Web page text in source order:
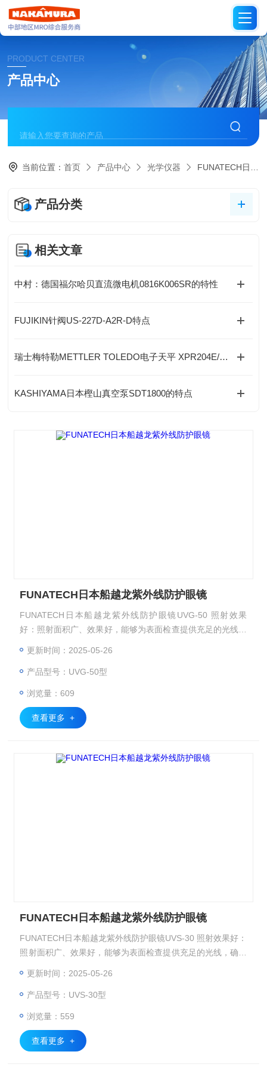
PRODUCT CENTER
产品中心
当前位置：首页 产品中心 光学仪器 FUNATECH日本船越龙
产品分类
相关文章
中村：德国福尔哈贝直流微电机0816K006SR的特性
FUJIKIN针阀US-227D-A2R-D特点
瑞士梅特勒METTLER TOLEDO电子天平 XPR204E/AC的特点
KASHIYAMA日本樫山真空泵SDT1800的特点
FUNATECH日本船越龙紫外线防护眼镜
FUNATECH日本船越龙紫外线防护眼镜UVG-50 照射效果
好：照射面积广、效果好，能够为表面检查提供充足的光线，
更新时间：2025-05-26
产品型号：UVG-50型
浏览量：609
查看更多 +
FUNATECH日本船越龙紫外线防护眼镜
FUNATECH日本船越龙紫外线防护眼镜UVS-30 照射效果好：
照射面积广、效果好，能够为表面检查提供充足的光线，确保
更新时间：2025-05-26
产品型号：UVS-30型
浏览量：559
查看更多 +